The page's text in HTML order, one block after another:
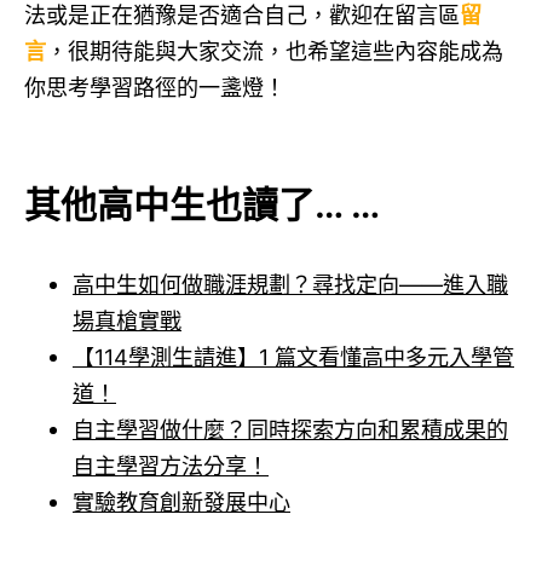
法或是正在猶豫是否適合自己，歡迎在留言區留
言 ，很期待能與大家交流，也希望這些內容能成為
你思考學習路徑的一盞燈！
其他高中生也讀了… …
高中生如何做職涯規劃？尋找定向——進入職
場真槍實戰
【114學測生請進】1 篇文看懂高中多元入學管
道！
自主學習做什麼？同時探索方向和累積成果的
自主學習方法分享！
實驗教育創新發展中心